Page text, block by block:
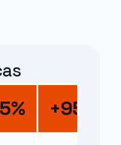
+95%